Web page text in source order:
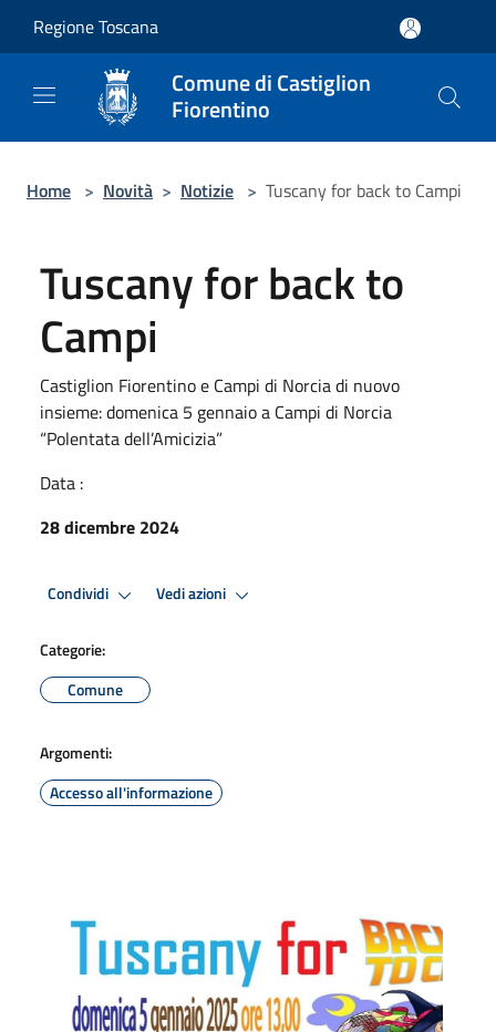
Regione Toscana
Comune di Castiglion
Fiorentino
Home > Novità > Notizie > Tuscany for back to Campi
Tuscany for back to
Campi
Castiglion Fiorentino e Campi di Norcia di nuovo
insieme: domenica 5 gennaio a Campi di Norcia
“Polentata dell’Amicizia”
Data :
28 dicembre 2024
Condividi Vedi azioni
Categorie:
Comune
Argomenti:
Accesso all'informazione